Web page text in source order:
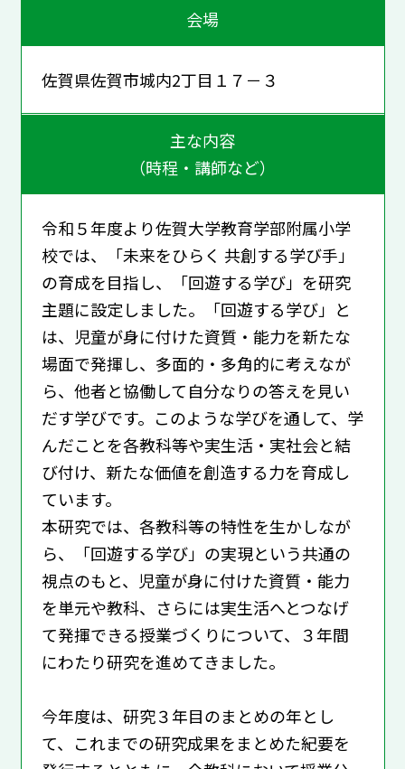
会場
佐賀県佐賀市城内2丁目１７－３
主な内容
（時程・講師など）
令和５年度より佐賀大学教育学部附属小学
校では、「未来をひらく 共創する学び手」
の育成を目指し、「回遊する学び」を研究
主題に設定しました。「回遊する学び」と
は、児童が身に付けた資質・能力を新たな
場面で発揮し、多面的・多角的に考えなが
ら、他者と協働して自分なりの答えを見い
だす学びです。このような学びを通して、学
んだことを各教科等や実生活・実社会と結
び付け、新たな価値を創造する力を育成し
ています。
本研究では、各教科等の特性を生かしなが
ら、「回遊する学び」の実現という共通の
視点のもと、児童が身に付けた資質・能力
を単元や教科、さらには実生活へとつなげ
て発揮できる授業づくりについて、３年間
にわたり研究を進めてきました。
今年度は、研究３年目のまとめの年とし
て、これまでの研究成果をまとめた紀要を